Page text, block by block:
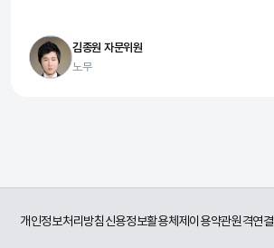
김종원 자문위원
노무
개인정보처리방침신용정보활용체제이용약관원격연결